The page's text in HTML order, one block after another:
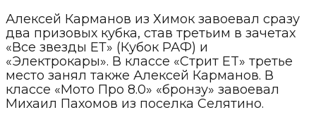
Алексей Карманов из Химок завоевал сразу
два призовых кубка, став третьим в зачетах
«Все звезды ЕТ» (Кубок РАФ) и
«Электрокары». В классе «Стрит ET» третье
место занял также Алексей Карманов. В
классе «Мото Про 8.0» «бронзу» завоевал
Михаил Пахомов из поселка Селятино.